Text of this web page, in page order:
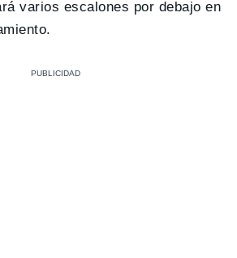
varios escalones por debajo en